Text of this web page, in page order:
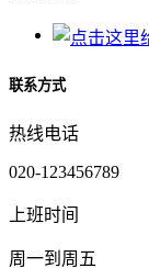
联系方式
热线电话
020-123456789
上班时间
周一到周五